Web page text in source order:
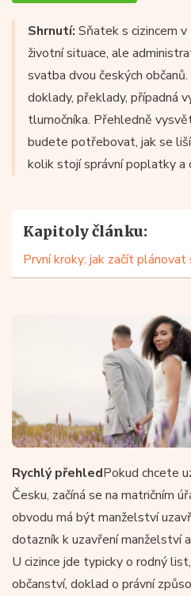
Shrnutí: Sňatek s cizincem
životní situace, ale
svatba dvou českých
doklady, překlady, případná
tlumočníka. Přehledně
budete potřebovat, jak se
kolik stojí správní poplatky a
Kapitoly článku:
První kroky: jak začít plánovat
Rychlý přehledPokud chcete
Česku, začíná se na matričním
obvodu má být manželství
dotazník k uzavření manželství
U cizince jde typicky o rodný
občanství, doklad o právní